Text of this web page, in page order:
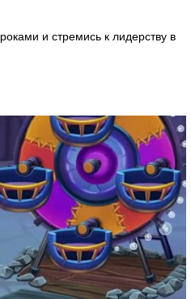
и стремись к лидерству в